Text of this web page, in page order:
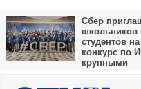
Сбер
школьников
студентов на
конкурс по
крупными